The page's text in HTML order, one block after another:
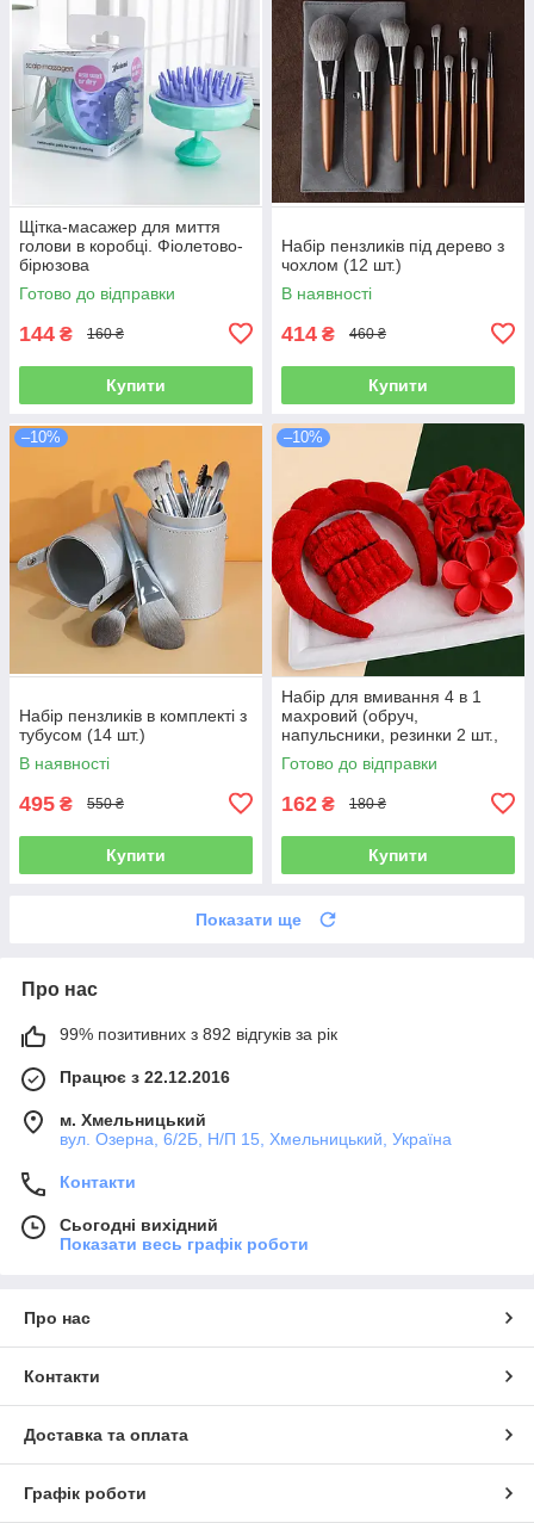
Щітка-масажер для миття
голови в коробці. Фіолетово-
бірюзова
Готово до відправки
144 ₴ 160 ₴
Купити
Набір пензликів під дерево з
чохлом (12 шт.)
В наявності
414 ₴ 460 ₴
Купити
–10%
Набір пензликів в комплекті з
тубусом (14 шт.)
В наявності
495 ₴ 550 ₴
Купити
–10%
Набір для вмивання 4 в 1
махровий (обруч,
напульсники, резинки 2 шт.,
заколка-крабик), колір
червоний
Готово до відправки
162 ₴ 180 ₴
Купити
Показати ще
Про нас
99% позитивних з 892 відгуків за рік
Працює з 22.12.2016
м. Хмельницький
вул. Озерна, 6/2Б, Н/П 15, Хмельницький, Україна
Контакти
Сьогодні вихідний
Показати весь графік роботи
Про нас
Контакти
Доставка та оплата
Графік роботи